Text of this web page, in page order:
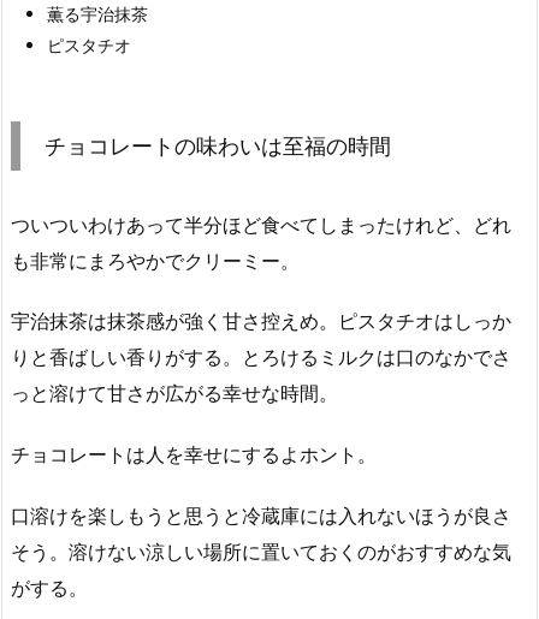
薫る宇治抹茶
ピスタチオ
チョコレートの味わいは至福の時間
ついついわけあって半分ほど食べてしまったけれど、どれ
も非常にまろやかでクリーミー。
宇治抹茶は抹茶感が強く甘さ控えめ。ピスタチオはしっか
りと香ばしい香りがする。とろけるミルクは口のなかでさ
っと溶けて甘さが広がる幸せな時間。
チョコレートは人を幸せにするよホント。
口溶けを楽しもうと思うと冷蔵庫には入れないほうが良さ
そう。溶けない涼しい場所に置いておくのがおすすめな気
がする。